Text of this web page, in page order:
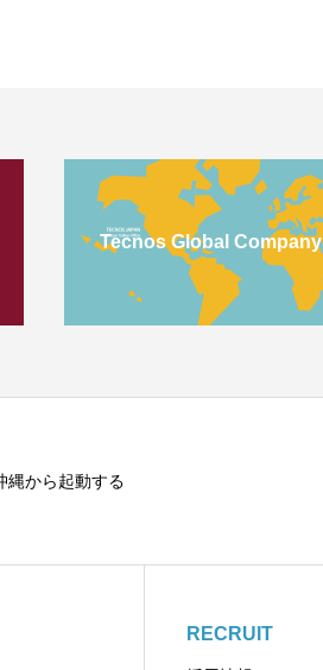
Tecnos Global Company
縄から起動する
RECRUIT